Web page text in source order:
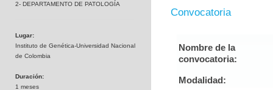
2- DEPARTAMENTO DE PATOLOGÍA
Lugar:
Instituto de Genética-Universidad Nacional
de Colombia
Duración:
1 meses
Convocatoria
Nombre de la
convocatoria:
Modalidad: